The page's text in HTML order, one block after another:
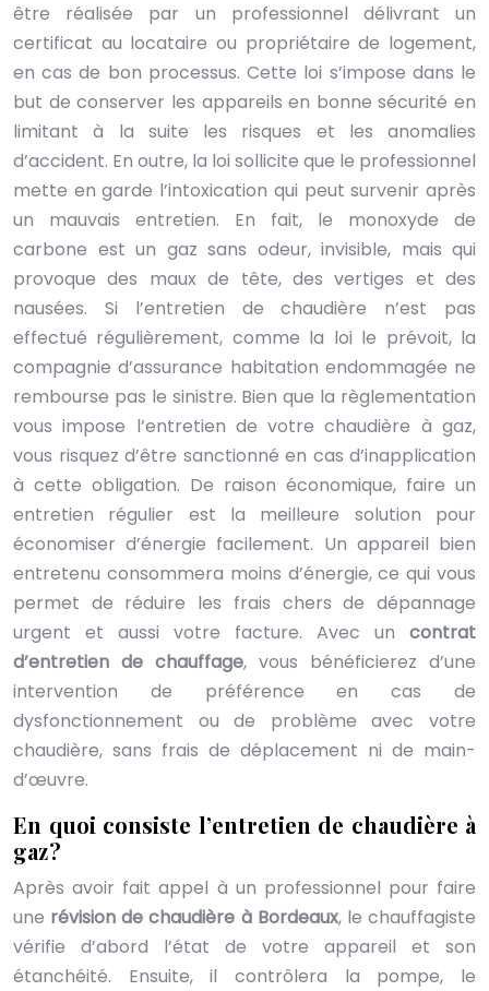
être réalisée par un professionnel délivrant un
certificat au locataire ou propriétaire de logement,
en cas de bon processus. Cette loi s’impose dans le
but de conserver les appareils en bonne sécurité en
limitant à la suite les risques et les anomalies
d’accident. En outre, la loi sollicite que le professionnel
mette en garde l’intoxication qui peut survenir après
un mauvais entretien. En fait, le monoxyde de
carbone est un gaz sans odeur, invisible, mais qui
provoque des maux de tête, des vertiges et des
nausées. Si l’entretien de chaudière n’est pas
effectué régulièrement, comme la loi le prévoit, la
compagnie d’assurance habitation endommagée ne
rembourse pas le sinistre. Bien que la règlementation
vous impose l’entretien de votre chaudière à gaz,
vous risquez d’être sanctionné en cas d’inapplication
à cette obligation. De raison économique, faire un
entretien régulier est la meilleure solution pour
économiser d’énergie facilement. Un appareil bien
entretenu consommera moins d’énergie, ce qui vous
permet de réduire les frais chers de dépannage
urgent et aussi votre facture. Avec un contrat
d’entretien de chauffage, vous bénéficierez d’une
intervention de préférence en cas de
dysfonctionnement ou de problème avec votre
chaudière, sans frais de déplacement ni de main-
d’œuvre.
En quoi consiste l’entretien de chaudière à
gaz ?
Après avoir fait appel à un professionnel pour faire
une révision de chaudière à Bordeaux, le chauffagiste
vérifie d’abord l’état de votre appareil et son
étanchéité. Ensuite, il contrôlera la pompe, le